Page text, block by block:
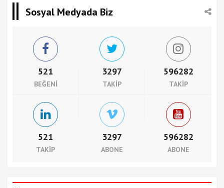
Sosyal Medyada Biz
521
BEĞENI
3297
TAKIP
596282
TAKIP
521
TAKIP
3297
ABONE
596282
ABONE